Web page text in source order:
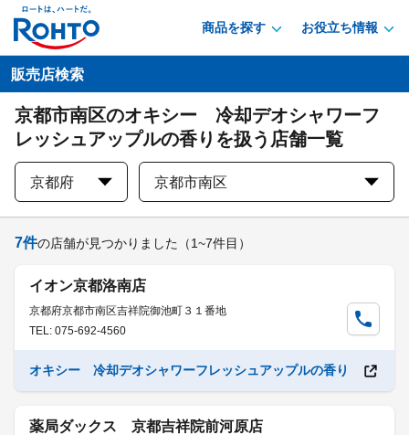
商品を探す お役立ち情報
販売店検索
京都市南区のオキシー 冷却デオシャワーフ
レッシュアップルの香りを扱う店舗一覧
京都府 京都市南区
7件の店舗が見つかりました （1~7件目）
イオン京都洛南店
京都府京都市南区吉祥院御池町３１番地
TEL: 075-692-4560
オキシー 冷却デオシャワーフレッシュアップルの香り
薬局ダックス 京都吉祥院前河原店